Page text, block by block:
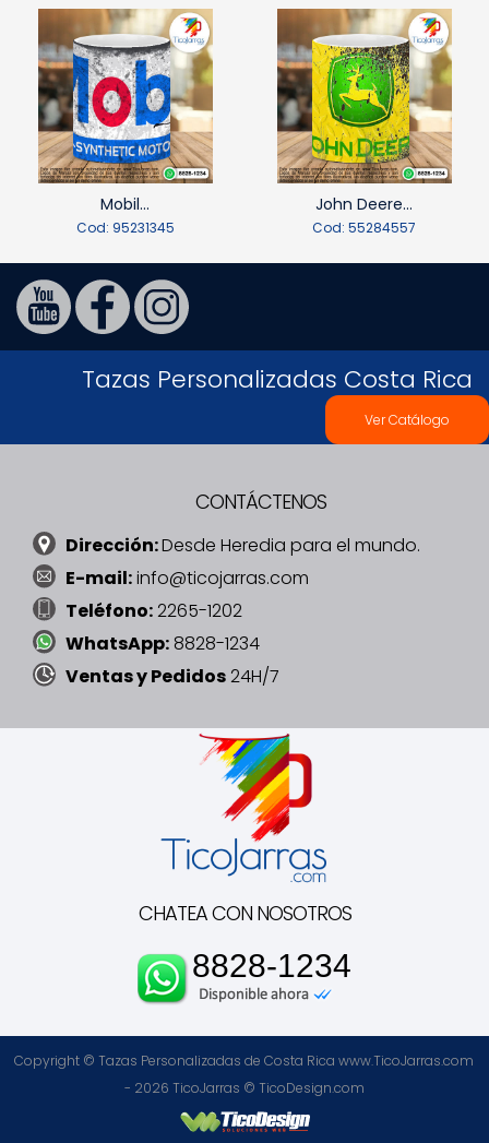
Mobil...
Cod: 95231345
John Deere...
Cod: 55284557
Tazas Personalizadas Costa Rica
Ver Catálogo
CONTÁCTENOS
Dirección:Desde Heredia para el mundo.
E-mail:info@ticojarras.com
Teléfono:2265-1202
WhatsApp:8828-1234
Ventas y Pedidos24H/7
CHATEA CON NOSOTROS
8828-1234
Copyright © Tazas Personalizadas de Costa Rica www.TicoJarras.com
- 2026 TicoJarras © TicoDesign.com